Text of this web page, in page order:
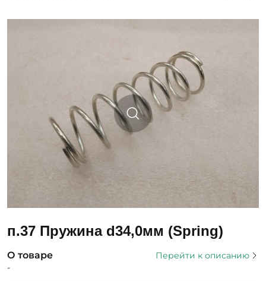
п.37 Пружина d34,0мм (Spring)
О товаре
Перейти к описанию
-